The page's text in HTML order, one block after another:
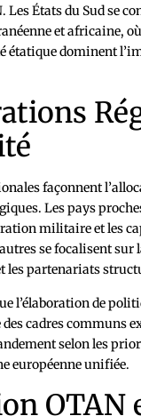
Les États du Sud se
et africaine,
étatique dominent
façonnent
Les pays
militaire et les
se focalisent sur
les partenariats
l’élaboration de
des cadres communs
selon les
européenne unifiée.
OTAN